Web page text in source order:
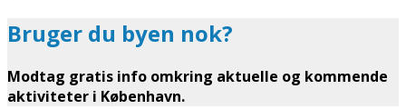
Bruger du byen nok?
Modtag gratis info omkring aktuelle og kommende
aktiviteter i København.